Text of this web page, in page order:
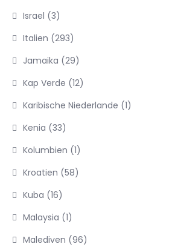
Israel (3)
Italien (293)
Jamaika (29)
Kap Verde (12)
Karibische Niederlande (1)
Kenia (33)
Kolumbien (1)
Kroatien (58)
Kuba (16)
Malaysia (1)
Malediven (96)